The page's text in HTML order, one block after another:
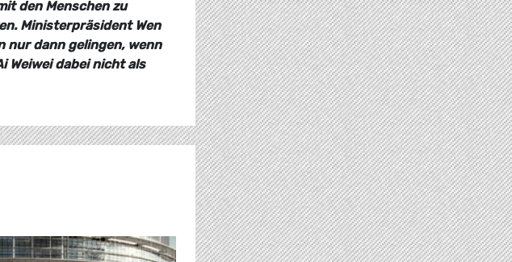
den Menschen zu
Ministerpräsident Wen
nur dann gelingen, wenn
Weiwei dabei nicht als